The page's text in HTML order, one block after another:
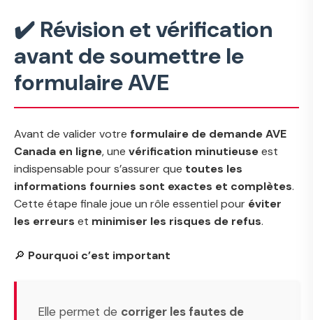
✔️ Révision et vérification
avant de soumettre le
formulaire AVE
Avant de valider votre formulaire de demande AVE
Canada en ligne, une vérification minutieuseest
indispensable pour s’assurer que toutes les
informations fournies sont exactes et complètes.
Cette étape finale joue un rôle essentiel pour éviter
les erreurs et minimiser les risques de refus.
🔎 Pourquoi c’est important
Elle permet de corriger les fautes de